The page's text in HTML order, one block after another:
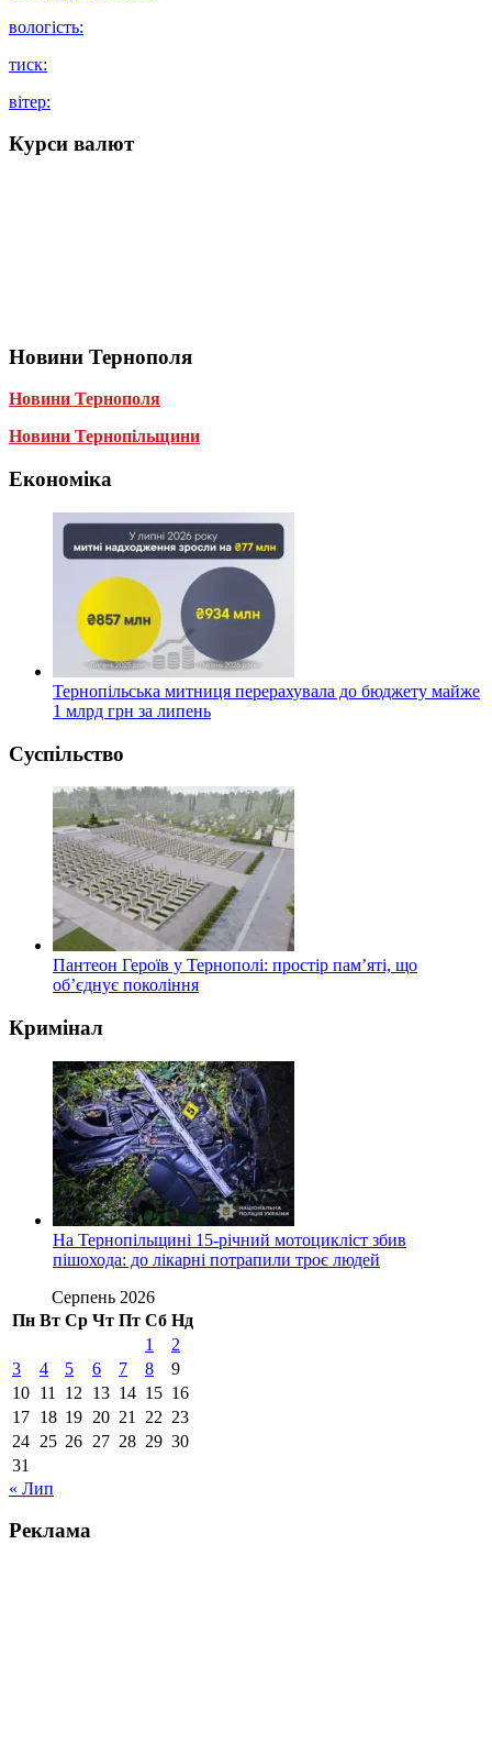
вологість:
тиск:
вітер:
Курси валют
Новини Тернополя
Новини Тернополя
Новини Тернопільщини
Економіка
Тернопільська митниця перерахувала до бюджету майже
1 млрд грн за липень
Суспільство
Пантеон Героїв у Тернополі: простір пам’яті, що
об’єднує покоління
Кримінал
На Тернопільщині 15-річний мотоцикліст збив
пішохода: до лікарні потрапили троє людей
Серпень 2026
Пн Вт Ср Чт Пт Сб Нд
1
2
3
4 5 6 7 8
9
10 11 12 13 14 15 16
17 18 19 20 21 22 23
24 25 26 27 28 29 30
31
« Лип
Реклама